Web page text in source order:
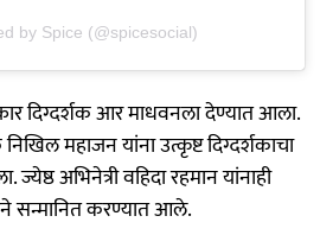
by Spice (@spicesocial)
दिग्दर्शक आर माधवनला देण्यात आला.
महाजन यांना उत्कृष्ट दिग्दर्शकाचा
अभिनेत्री वहिदा रहमान यांनाही
सन्मानित करण्यात आले.